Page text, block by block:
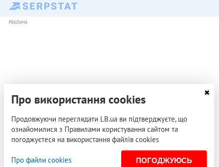
РЕКЛАМА
Про використання cookies
Продовжуючи переглядати LB.ua ви підтверджуєте, що
ознайомилися з Правилами користування сайтом та
погоджуєтеся на використання файлів cookies
Про файли cookies ПОГОДЖУЮСЬ